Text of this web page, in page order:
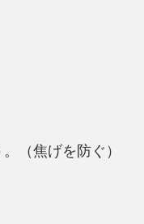
（焦げを防ぐ）